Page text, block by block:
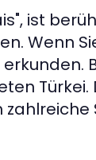
ist
Wenn